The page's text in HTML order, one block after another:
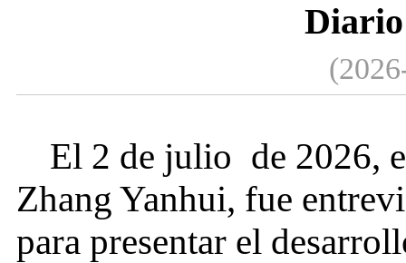
El 2 de julio de 2026,
Zhang Yanhui, fue
para presentar el